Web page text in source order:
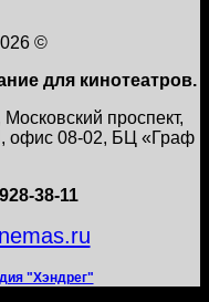
©
для кинотеатров.
проспект,
офис 08-02, БЦ «Граф
38-11
"Хэндрег"